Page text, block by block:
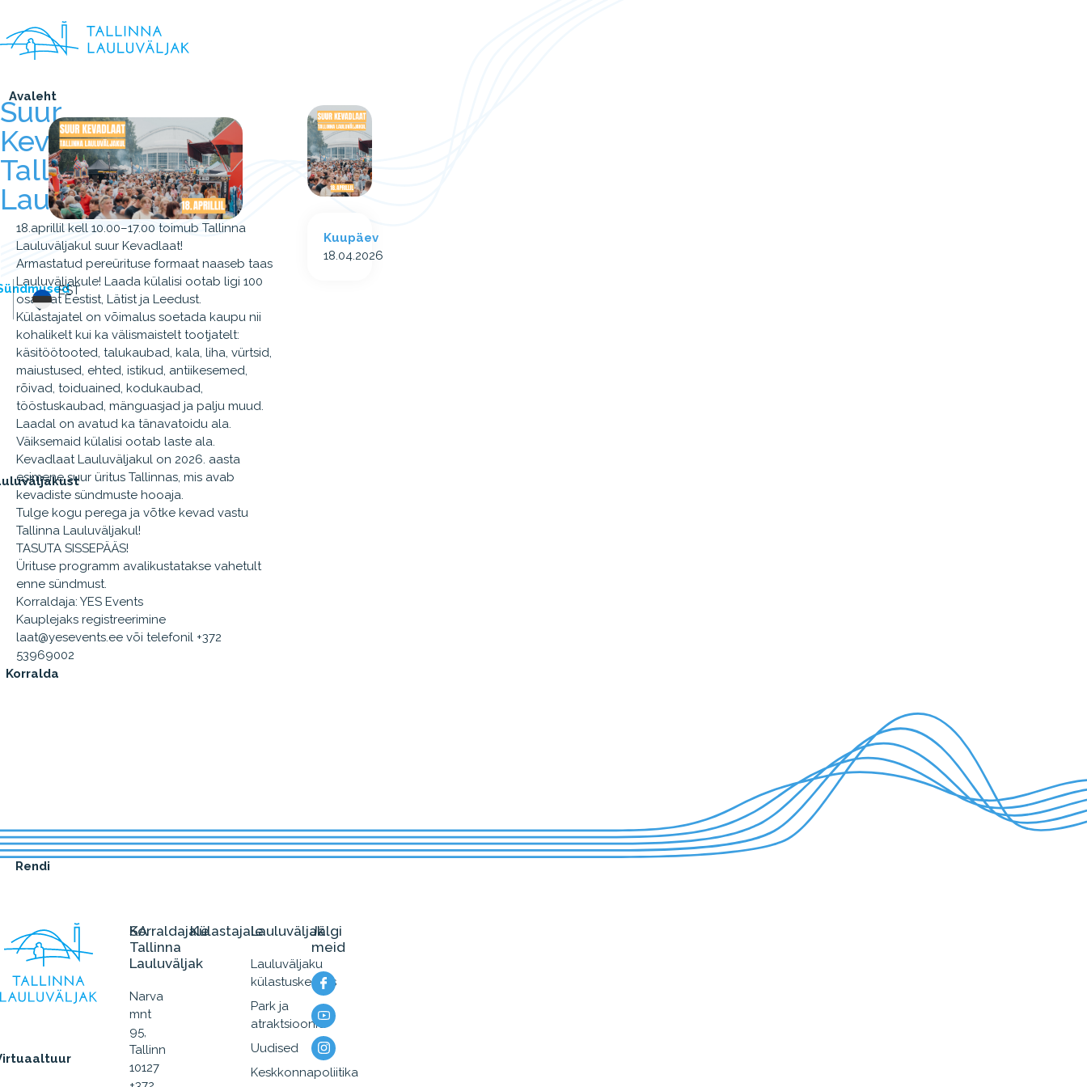
Avaleht
Korralda
Rendi
EST
Suur
Kevadlaat
Tallinna
Lauluväljakul
18.aprillil kell 10.00–17.00 toimub Tallinna
Lauluväljakul suur Kevadlaat!
Armastatud pereürituse formaat naaseb taas
Lauluväljakule! Laada külalisi ootab ligi 100
osalejat Eestist, Lätist ja Leedust.
Külastajatel on võimalus soetada kaupu nii
kohalikelt kui ka välismaistelt tootjatelt:
käsitöötooted, talukaubad, kala, liha, vürtsid,
maiustused, ehted, istikud, antiikesemed,
rõivad, toiduained, kodukaubad,
tööstuskaubad, mänguasjad ja palju muud.
Laadal on avatud ka tänavatoidu ala.
Väiksemaid külalisi ootab laste ala.
Kevadlaat Lauluväljakul on 2026. aasta
esimene suur üritus Tallinnas, mis avab
kevadiste sündmuste hooaja.
Tulge kogu perega ja võtke kevad vastu
Tallinna Lauluväljakul!
TASUTA SISSEPÄÄS!
Ürituse programm avalikustatakse vahetult
enne sündmust.
Korraldaja: YES Events
Kauplejaks registreerimine
laat@yesevents.ee või telefonil +372
53969002
Kuupäev
18.04.2026
SA
Tallinna
Lauluväljak
Narva
mnt
95,
Tallinn
10127
KorraldajaleKülastajaleLauluväljak
Lauluväljaku
külastuskeskus
Park ja
atraktsioonid
Uudised
Keskkonnapoliitika
Jälgi
meid